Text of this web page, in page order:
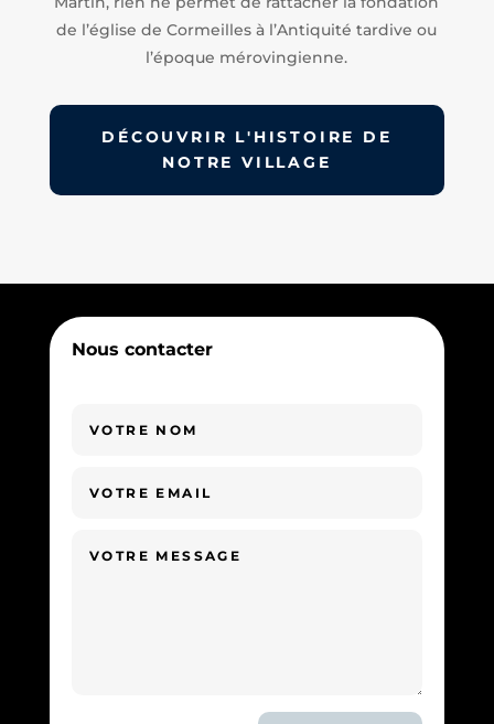
de l’église de Cormeilles à l’Antiquité tardive ou
l’époque mérovingienne.
DÉCOUVRIR L'HISTOIRE DE
NOTRE VILLAGE
Nous contacter